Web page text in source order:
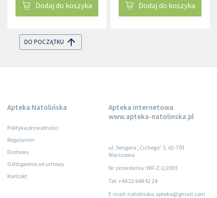
Dodaj do koszyka Dodaj do koszyka
DO POCZĄTKU
Apteka Natolińska
Polityka prywatności
Regulamin
Dostawy
Odstąpienie od umowy
Kontakt
Apteka internetowa
www.apteka-natolinska.pl
ul. Sengera „Cichego” 3, 02-793
Warszawa
Nr zezwolenia: WIF.Z-1/2003
Tel: +48 22 648 42 24
E-mail: natolinska.apteka@gmail.com